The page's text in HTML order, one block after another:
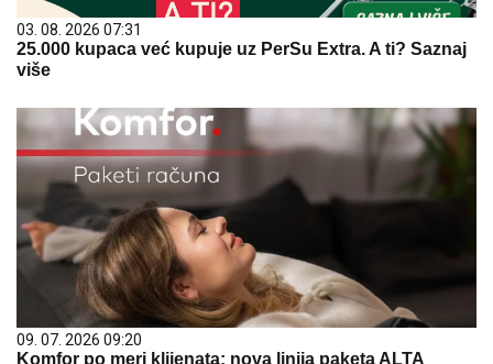
03. 08. 2026 07:31
25.000 kupaca već kupuje uz PerSu Extra. A ti? Saznaj
više
09. 07. 2026 09:20
Komfor po meri klijenata: nova linija paketa ALTA